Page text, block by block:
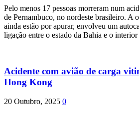
Pelo menos 17 pessoas morreram num
de Pernambuco, no nordeste brasileiro. A
ainda estão por apurar, envolveu um
ligação entre o estado da Bahia e o interior
Acidente com avião de carga
Hong Kong
20 Outubro, 2025 0